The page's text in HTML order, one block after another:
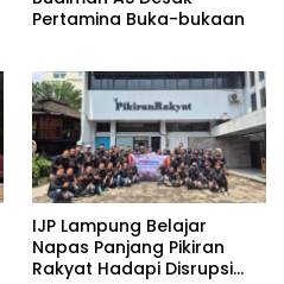
Pertamina Buka-bukaan
IJP Lampung Belajar
Napas Panjang Pikiran
Rakyat Hadapi Disrupsi